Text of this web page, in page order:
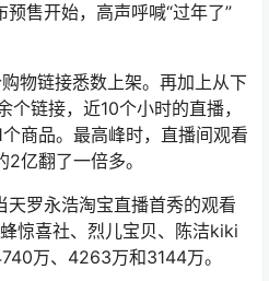
售开始，高声呼喊“过年了”
物链接悉数上架。再加上从下
链接，近10个小时的直播，
商品。最高峰时，直播间观看
亿翻了一倍多。
罗永浩淘宝直播首秀的观看
惊喜社、烈儿宝贝、陈洁kiki
万、4263万和3144万。